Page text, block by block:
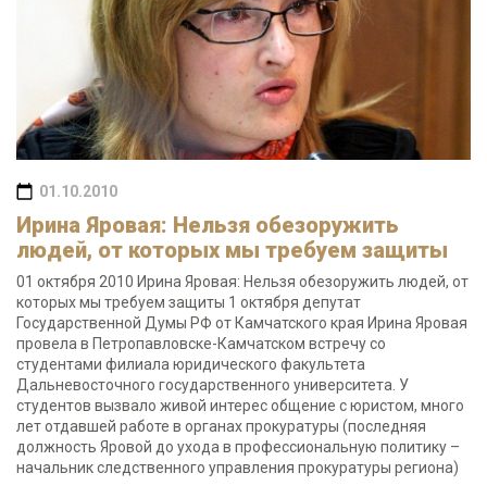
01.10.2010
Ирина Яровая: Нельзя обезоружить
людей, от которых мы требуем защиты
01 октября 2010 Ирина Яровая: Нельзя обезоружить людей, от
которых мы требуем защиты 1 октября депутат
Государственной Думы РФ от Камчатского края Ирина Яровая
провела в Петропавловске-Камчатском встречу со
студентами филиала юридического факультета
Дальневосточного государственного университета. У
студентов вызвало живой интерес общение с юристом, много
лет отдавшей работе в органах прокуратуры (последняя
должность Яровой до ухода в профессиональную политику –
начальник следственного управления прокуратуры региона)